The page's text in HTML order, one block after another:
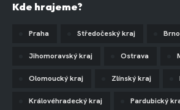
Kde hrajeme?
Praha Středočeský kraj Brno
Jihomoravský kraj Ostrava
Olomoucký kraj Zlínský kraj
Královéhradecký kraj Pardubický